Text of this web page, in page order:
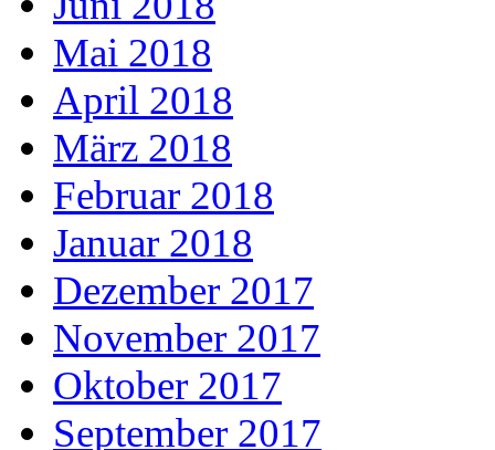
Mai 2018
April 2018
März 2018
Februar 2018
Januar 2018
Dezember 2017
November 2017
Oktober 2017
September 2017